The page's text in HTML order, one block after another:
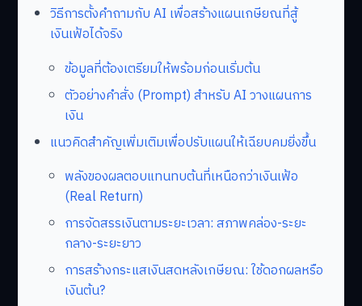
วิธีการตั้งคำถามกับ AI เพื่อสร้างแผนเกษียณที่สู้
เงินเฟ้อได้จริง
ข้อมูลที่ต้องเตรียมให้พร้อมก่อนเริ่มต้น
ตัวอย่างคำสั่ง (Prompt) สำหรับ AI วางแผนการ
เงิน
แนวคิดสำคัญเพิ่มเติมเพื่อปรับแผนให้เฉียบคมยิ่งขึ้น
พลังของผลตอบแทนทบต้นที่เหนือกว่าเงินเฟ้อ
(Real Return)
การจัดสรรเงินตามระยะเวลา: สภาพคล่อง-ระยะ
กลาง-ระยะยาว
การสร้างกระแสเงินสดหลังเกษียณ: ใช้ดอกผลหรือ
เงินต้น?